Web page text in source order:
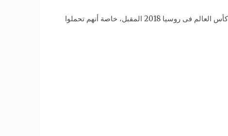
أكد حمادة طلبة، لاعب الأسيوطى والمنتخب الوطنى الأسبق، على أحقية الجيل الحالى للفراعنة فى الوصول إلى مونديال كأس العالم فى روسيا 2018 المقبل، خاصة أنهم تحملوا